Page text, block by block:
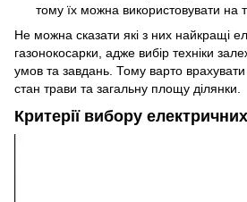
тому їх можна використовувати на
Не можна сказати які з них найкращі
газонокосарки, адже вибір техніки
умов та завдань. Тому варто
стан трави та загальну площу ділянки.
Критерії вибору